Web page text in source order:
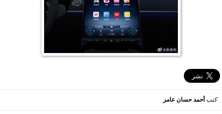
كتب أحمد حسان عامر